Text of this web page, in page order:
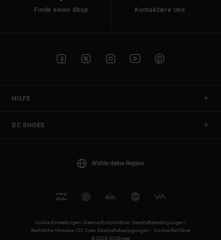
Finde einen Shop Kontaktiere Uns
HILFE
DC SHOES
Wähle deine Region
Cookie-Einstellungen | Datenschutzrichtlinie |Geschäftsbedingungen |
Rechtliche Hinweise | DC Crew Geschäftsbedingungen |
Cookie-Richtlinie
© 2026 DCShoes